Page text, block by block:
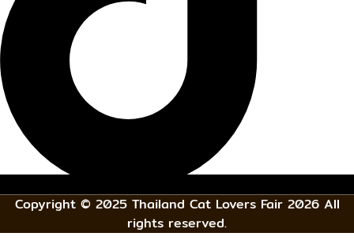
Copyright © 2025 Thailand Cat Lovers Fair 2026 All
rights reserved.